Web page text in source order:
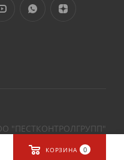
"ПЕСТКОНТРОЛГРУПП"
КОРЗИНА 0